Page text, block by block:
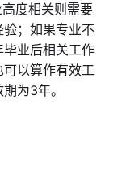
度相关则需要
；如果专业不
业后相关工作
以算作有效工
为3年。